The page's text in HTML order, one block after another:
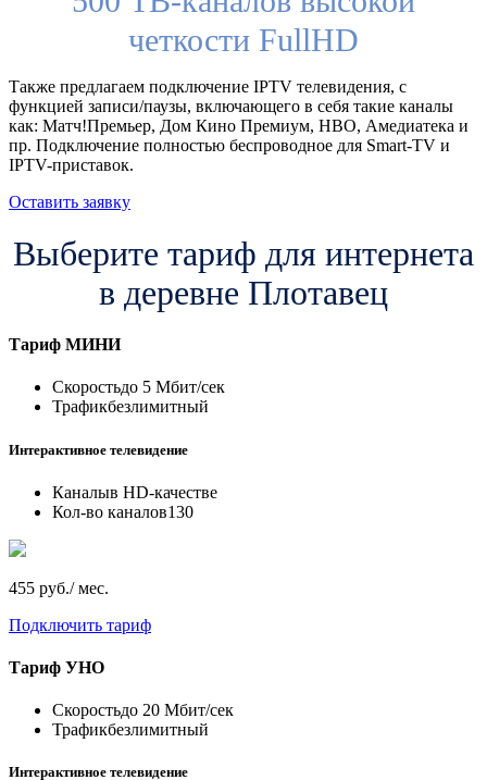
четкости FullHD
Также предлагаем подключение IPTV телевидения, с
функцией записи/паузы, включающего в себя такие каналы
как: Матч!Премьер, Дом Кино Премиум, HBO, Амедиатека и
пр. Подключение полностью беспроводное для Smart-TV и
IPTV-приставок.
Оставить заявку
Выберите тариф для интернета
в деревне Плотавец
Тариф МИНИ
Скоростьдо 5 Мбит/сек
Трафикбезлимитный
Интерактивное телевидение
Каналыв HD-качестве
Кол-во каналов130
455 руб./ мес.
Подключить тариф
Тариф УНО
Скоростьдо 20 Мбит/сек
Трафикбезлимитный
Интерактивное телевидение